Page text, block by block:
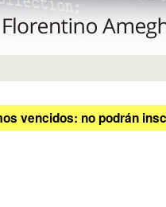
vencidos: no podrán